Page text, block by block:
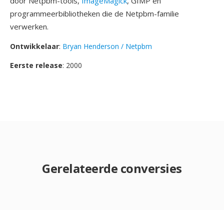
programmeerbibliotheken die de Netpbm-familie
verwerken.
Ontwikkelaar: Bryan Henderson / Netpbm
Eerste release: 2000
Gerelateerde conversies